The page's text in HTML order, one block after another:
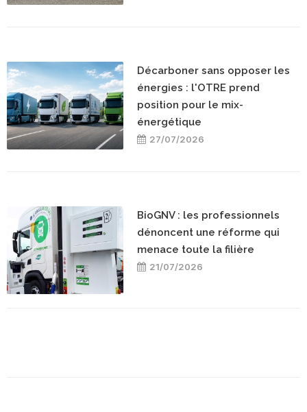
Décarboner sans opposer les
énergies : l'OTRE prend
position pour le mix-
énergétique
27/07/2026
BioGNV : les professionnels
dénoncent une réforme qui
menace toute la filière
21/07/2026